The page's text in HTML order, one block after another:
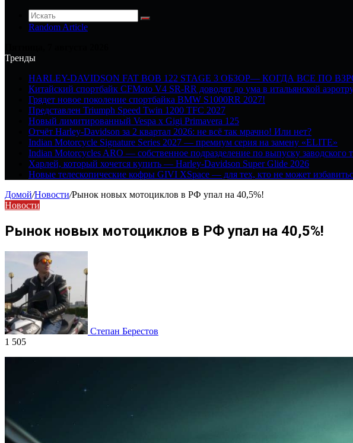
Random Article
Тренды
HARLEY-DAVIDSON FAT BOB 122 STAGE 3 ОБЗОР— КОГДА ВСЕ ПО
Китайский спортбайк CFMoto V4 SR-RR доводят до ума в итальянской
Грядет новое поколение спортбайка BMW S1000RR 2027!
Представлен Triumph Speed Twin 1200 TFC 2027
Новый лимитированный Vespa x Gigi Primavera 125
Отчёт Harley-Davidson за 2 квартал 2026: не всё так мрачно! Или нет?
Indian Motorcycle Signature Series 2027 — премиум серия на замену «ELITE»
Indian Motorcycles ARO — собственное подразделение по выпуску заводского
Харлей, который хочется купить — Harley-Davidson Super Glide 2026
Новые телескопические кофры GIVI XSpace — для тех, кто не может
Домой/Новости/Рынок новых мотоциклов в РФ упал на 40,5%!
Новости
Рынок новых мотоциклов в РФ упал на 40,5%!
Степан Берестов
1 505